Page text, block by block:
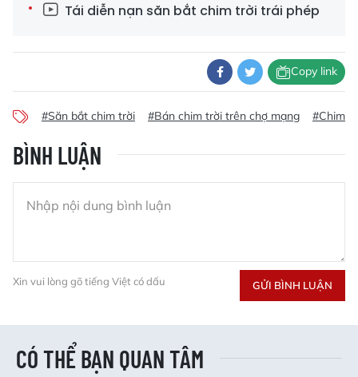
Tái diễn nạn săn bắt chim trời trái phép
Copy link
#Săn bắt chim trời #Bán chim trời trên chợ mạng #Chim
BÌNH LUẬN
Xin vui lòng gõ tiếng Việt có dấu GỬI BÌNH LUẬN
CÓ THỂ BẠN QUAN TÂM